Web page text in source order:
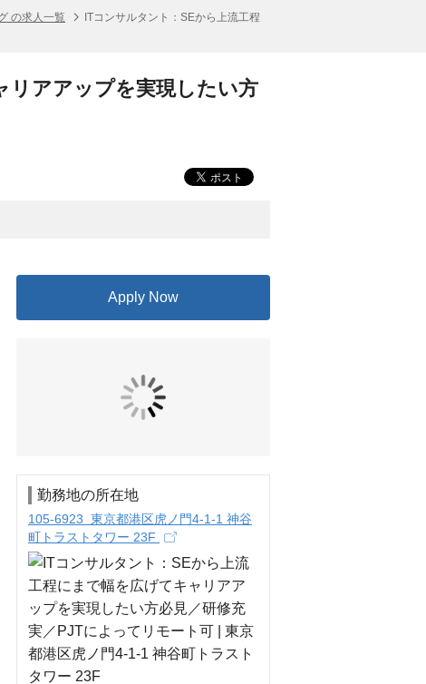
の求人一覧
ITコンサルタント：SEから上流工程
リアアップを実現したい方
Apply Now
勤務地の所在地
105-6923 東京都港区虎ノ門4-1-1 神谷
町トラストタワー 23F